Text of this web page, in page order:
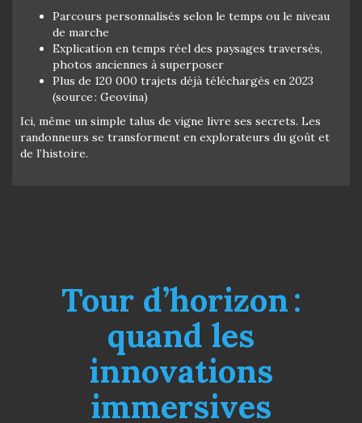
Parcours personnalisés selon le temps ou le niveau
de marche
Explication en temps réel des paysages traversés,
photos anciennes à superposer
Plus de 120 000 trajets déjà téléchargés en 2023
(source : Geovina)
Ici, même un simple talus de vigne livre ses secrets. Les
randonneurs se transforment en explorateurs du goût et
de l’histoire.
Tour d’horizon :
quand les
innovations
immersives